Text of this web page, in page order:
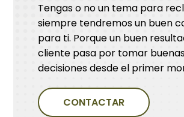
Tengas o no un tema para
siempre tendremos un buen
para ti. Porque un buen
cliente pasa por tomar
decisiones desde el primer
CONTACTAR